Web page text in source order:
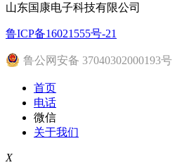
山东国康电子科技有限公司
鲁ICP备16021555号-21
鲁公网安备 37040302000193号
首页
电话
微信
关于我们
X